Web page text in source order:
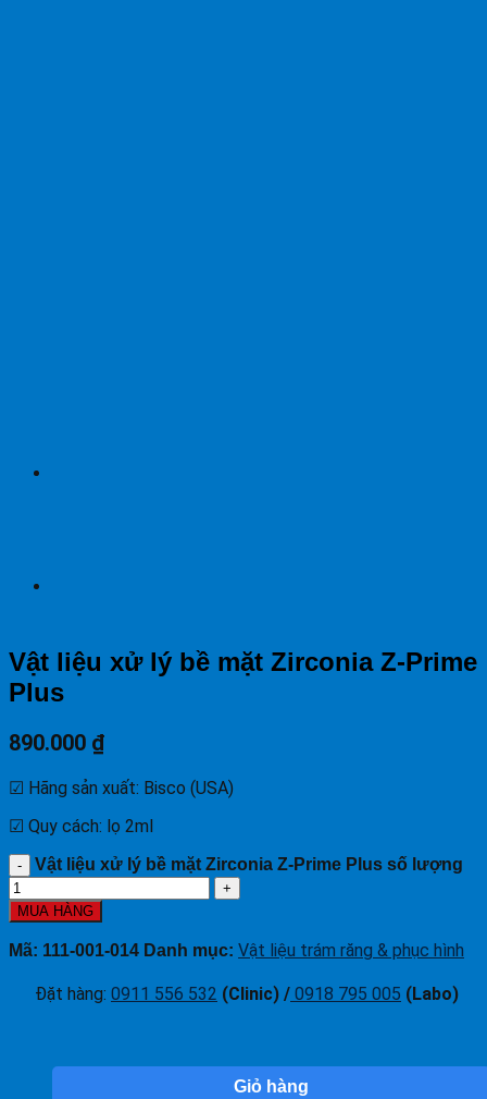
Vật liệu xử lý bề mặt Zirconia Z-Prime
Plus
890.000 ₫
☑ Hãng sản xuất: Bisco (USA)
☑ Quy cách: lọ 2ml
Vật liệu xử lý bề mặt Zirconia Z-Prime Plus số lượng
MUA HÀNG
Mã: 111-001-014 Danh mục: Vật liệu trám răng & phục hình
Đặt hàng: 0911 556 532 (Clinic) / 0918 795 005 (Labo)
Giỏ hàng